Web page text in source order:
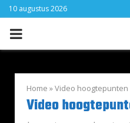
10 augustus 2026
PRIMARY
Home »Video hoogtepunten
Video